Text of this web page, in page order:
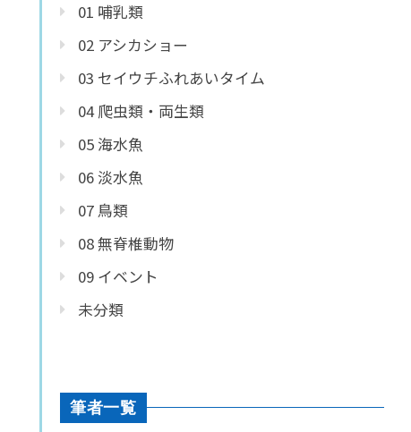
01 哺乳類
02 アシカショー
03 セイウチふれあいタイム
04 爬虫類・両生類
05 海水魚
06 淡水魚
07 鳥類
08 無脊椎動物
09 イベント
未分類
筆者一覧